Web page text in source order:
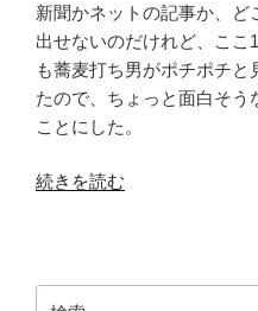
新聞かネットの記事か、ど
出せないのだけれど、こ
も蕎麦打ち男がポチポチ
たので、ちょっと面白そう
ことにした。
“そ
い
続きを読む